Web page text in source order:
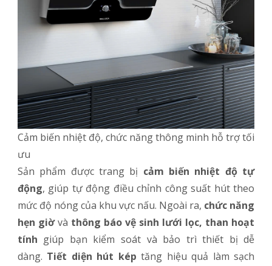
Cảm biến nhiệt độ, chức năng thông minh hỗ trợ tối
ưu
Sản phẩm được trang bị cảm biến nhiệt độ tự
động, giúp tự động điều chỉnh công suất hút theo
mức độ nóng của khu vực nấu. Ngoài ra, chức năng
hẹn giờvà thông báo vệ sinh lưới lọc, than hoạt
tính giúp bạn kiểm soát và bảo trì thiết bị dễ
dàng. Tiết diện hút kép tăng hiệu quả làm sạch